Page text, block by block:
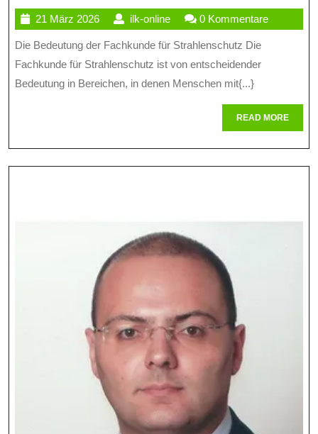
Der
Fachkunde
Im
Strahlenschutz:
Sicherheit
Durch
21 März 202621
März
2026
ilk-onlineilk-
online
0 Kommentare
Die Bedeutung der Fachkunde für Strahlenschutz Die
Fachkunde für Strahlenschutz ist von entscheidender
Bedeutung in Bereichen, in denen Menschen mit{...}
READ MOREREAD
MORE